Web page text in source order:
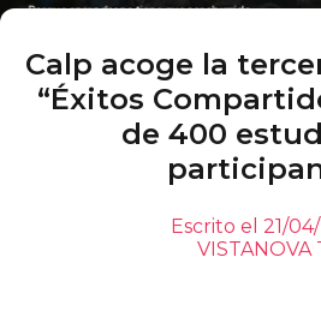
Calp acoge la
“Éxitos
de 400
Escrito el 21/
VISTANOVA